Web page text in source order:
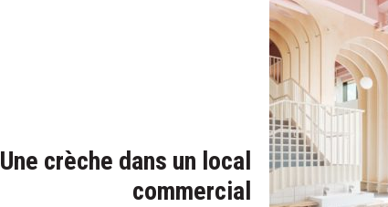
Une crèche dans un local
commercial